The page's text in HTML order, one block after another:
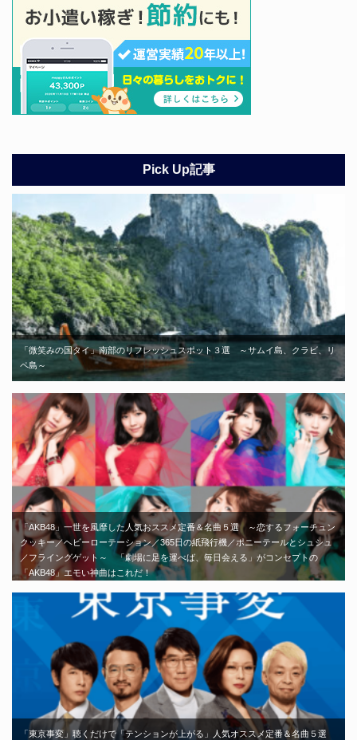
Pick Up記事
「微笑みの国タイ」南部のリフレッシュスポット３選 ～サムイ島、クラビ、リ
ペ島～
「AKB48」一世を風靡した人気おススメ定番＆名曲５選 ～恋するフォーチュン
クッキー／ヘビーローテーション／365日の紙飛行機／ポニーテールとシュシュ
／フライングゲット～ 「劇場に足を運べば、毎日会える」がコンセプトの
「AKB48」エモい神曲はこれだ！
「東京事変」聴くだけで「テンションが上がる」人気オススメ定番＆名曲５選